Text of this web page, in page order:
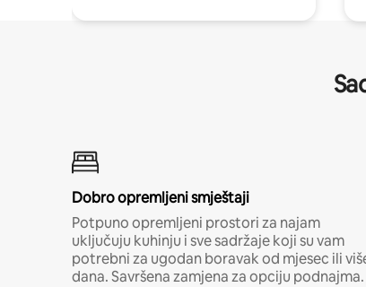
Dobro opremljeni smještaji
Potpuno opremljeni prostori za najam
uključuju kuhinju i sve sadržaje koji su vam
potrebni za ugodan boravak od mjesec ili
dana. Savršena zamjena za opciju podnajma.